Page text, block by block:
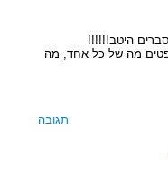
היטב!!!!!!
מה של כל אחד, מה
תגובה